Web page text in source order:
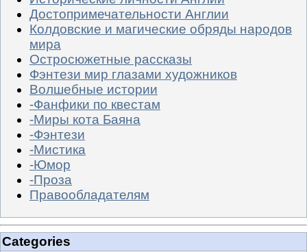
Достопримечательности Англии
Колдовские и магические обряды народов
мира
Остросюжетные рассказы
Фэнтези мир глазами художников
Волшебные истории
-Фанфики по квестам
-Миры кота Баяна
-Фэнтези
-Мистика
-Юмор
-Проза
Правообладателям
Categories